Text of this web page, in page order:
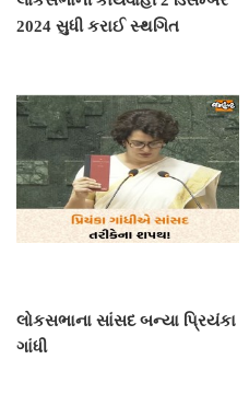
2024 સુધી કરાઈ સ્થગિત
લોકસભાના સાંસદ બન્યા પ્રિયંકા
ગાંધી